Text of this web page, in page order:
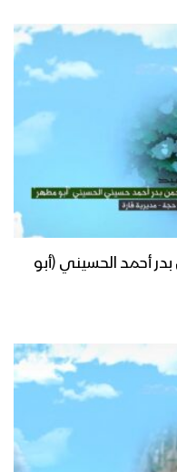
بدر أحمد الحسيني (أبو